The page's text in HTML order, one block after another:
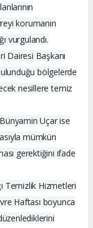
korumanın
vurgulandı.
Dairesi Başkanı
bölgelerde
nesillere temiz
Uçar ise
mümkün
gerektiğini ifade
Temizlik Hizmetleri
Haftası boyunca